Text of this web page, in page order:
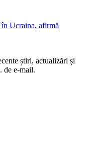
în Ucraina, afirmă
știri, actualizări și
de e-mail.